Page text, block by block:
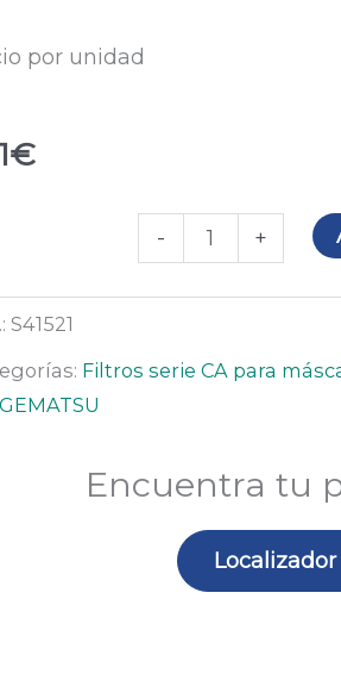
por unidad
€
-
P2RC
cantidad
+
S41521
Filtros serie CA para
Encuentra tu